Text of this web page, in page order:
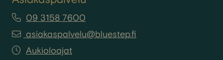
09 3158 7600
asiakaspalvelu@bluestep.fi
Aukioloajat